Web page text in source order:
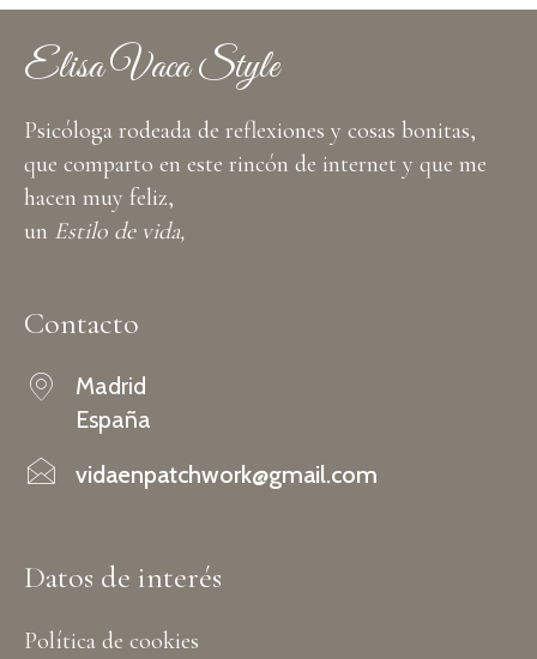
Elisa Vaca Style
Psicóloga rodeada de reflexiones y cosas bonitas,
que comparto en este rincón de internet y que me
hacen muy feliz,
un Estilo de vida,
Contacto
Madrid
España
vidaenpatchwork@gmail.com
Datos de interés
Política de cookies